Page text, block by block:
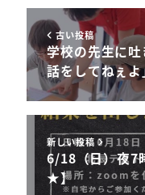
古い投稿
学校の先生に
話をしてねぇ
新しい投稿
6/18（日）夜7
★】